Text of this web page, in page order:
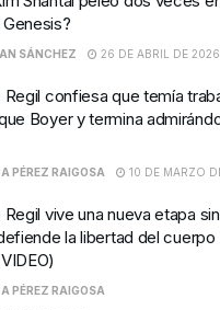
SÁNCHEZ 26 DE ABRIL DE 2026
Regil confiesa que temía
Boyer y termina
PÉREZ RAIGOSA 10 DE MARZO
Regil vive una nueva etapa
la libertad del cuerpo
PÉREZ RAIGOSA